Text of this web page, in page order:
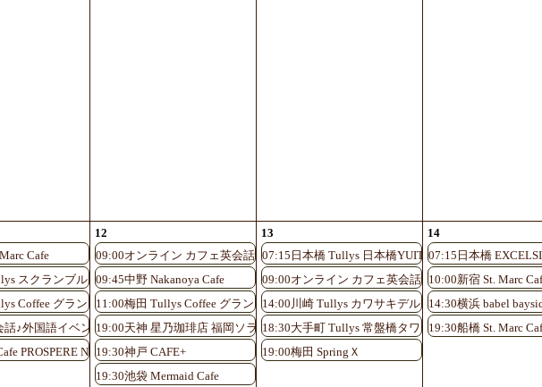
Cafe
スクランブルスクエア店
Coffee グランフロント大阪北館1F店
話♪外国語イベント 梅田 Tullys Coffee グランフロント大阪北館1F店
PROSPERE Nayabashi
12
09:00オンライン カフェ英会話♪
09:45中野 Nakanoya Cafe
11:00梅田 Tullys Coffee グランフロント大阪北館1F店
19:00天神 星乃珈琲店 福岡ソラリア店
19:30神戸 CAFE+
19:30池袋 Mermaid Cafe
13
07:15日本橋 Tullys 日本橋YUITOアネックス店
09:00オンライン カフェ英会話♪
14:00川崎 Tullys カワサキデルタ店
18:30大手町 Tullys 常盤橋タワー店
19:00梅田 SpringＸ
14
07:15日本橋
10:00新宿 St. Marc
14:30横浜 babel
19:30船橋 St. Marc